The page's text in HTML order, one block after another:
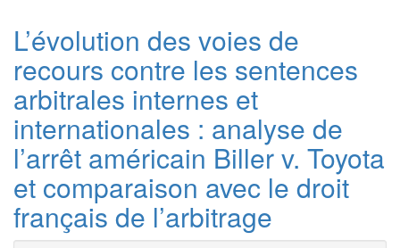
L’évolution des voies de
recours contre les sentences
arbitrales internes et
internationales : analyse de
l’arrêt américain Biller v. Toyota
et comparaison avec le droit
français de l’arbitrage